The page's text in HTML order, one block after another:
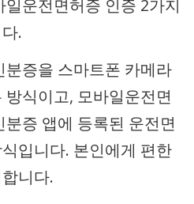
운전면허증 인증 2가지
.
증을 스마트폰 카메라
식이고, 모바일운전면
증 앱에 등록된 운전면
입니다. 본인에게 편한
니다.